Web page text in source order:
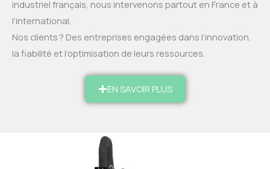
industriel français, nous intervenons partout en France et à
l’international.
Nos clients ? Des entreprises engagées dans l’innovation,
la fiabilité et l’optimisation de leurs ressources.
EN SAVOIR PLUS